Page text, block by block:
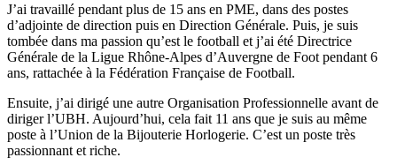
J’ai travaillé pendant plus de 15 ans en PME, dans des postes
d’adjointe de direction puis en Direction Générale. Puis, je suis
tombée dans ma passion qu’est le football et j’ai été Directrice
Générale de la Ligue Rhône-Alpes d’Auvergne de Foot pendant 6
ans, rattachée à la Fédération Française de Football.
Ensuite, j’ai dirigé une autre Organisation Professionnelle avant de
diriger l’UBH. Aujourd’hui, cela fait 11 ans que je suis au même
poste à l’Union de la Bijouterie Horlogerie. C’est un poste très
passionnant et riche.